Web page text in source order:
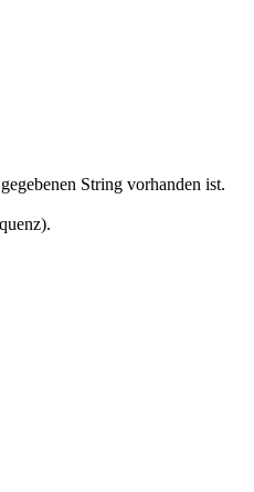
String vorhanden ist.